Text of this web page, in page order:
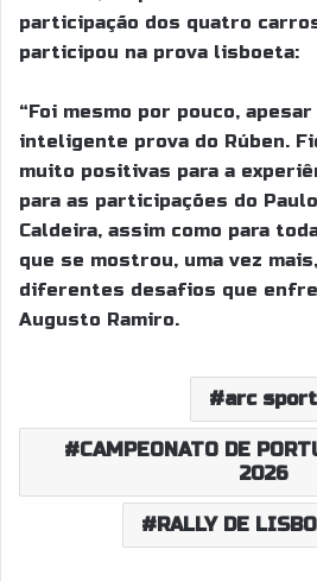
participação dos quatro
participou na prova lisboeta:
“Foi mesmo por pouco,
inteligente prova do Rúben.
muito positivas para a
para as participações do
Caldeira, assim como para
que se mostrou, uma vez
diferentes desafios que
Augusto Ramiro.
arc sport
CAMPEONATO DE
2026
RALLY DE